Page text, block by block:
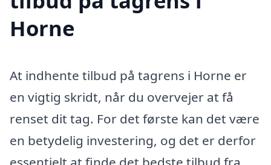
Horne
At indhente tilbud på tagrens i Horne er
en vigtig skridt, når du overvejer at få
renset dit tag. For det første kan det være
en betydelig investering, og det er derfor